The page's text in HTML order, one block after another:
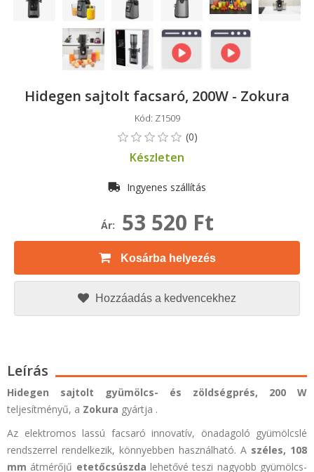
Hidegen sajtolt facsaró, 200W - Zokura
Kód: Z1509
Készleten
Ingyenes szállítás
Ár: 53 520 Ft
Kosárba helyezés
Hozzáadás a kedvencekhez
Leírás
Hidegen sajtolt gyümölcs- és zöldségprés,
200 W
teljesítményű, a Zokura gyártja .
Az elektromos lassú facsaró innovatív, önadagoló gyümölcslé
rendszerrel rendelkezik, könnyebben használható. A széles, 108
mm átmérőjű etetőcsúszda lehetővé teszi nagyobb gyümölcs-